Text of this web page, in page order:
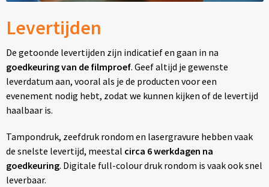
Levertijden
De getoonde levertijden zijn indicatief en gaan in na
goedkeuring van de filmproef. Geef altijd je gewenste
leverdatum aan, vooral als je de producten voor een
evenement nodig hebt, zodat we kunnen kijken of de levertijd
haalbaar is.
Tampondruk, zeefdruk rondom en lasergravure hebben vaak
de snelste levertijd, meestal circa 6 werkdagen na
goedkeuring. Digitale full-colour druk rondom is vaak ook snel
leverbaar.